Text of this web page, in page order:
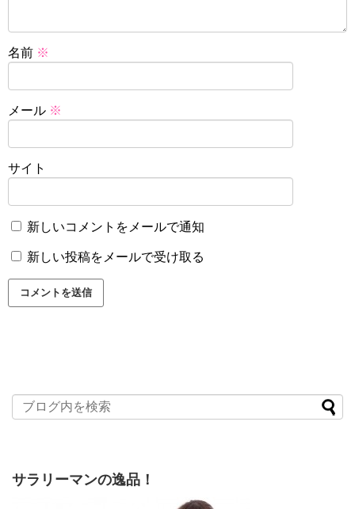
名前 ※
メール ※
サイト
新しいコメントをメールで通知
新しい投稿をメールで受け取る
サラリーマンの逸品！